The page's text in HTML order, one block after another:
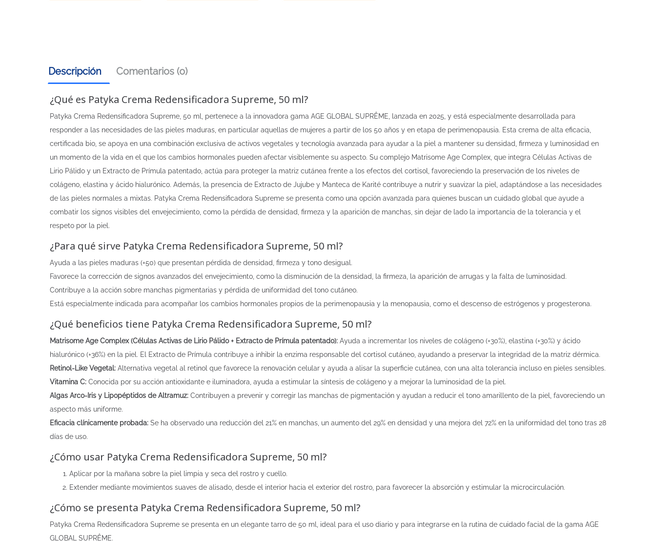
Descripción Comentarios (0)
¿Qué es Patyka Crema Redensificadora Supreme, 50 ml?
Patyka Crema Redensificadora Supreme, 50 ml, pertenece a la innovadora gama AGE GLOBAL SUPRÊME, lanzada en 2025, y está especialmente desarrollada para
responder a las necesidades de las pieles maduras, en particular aquellas de mujeres a partir de los 50 años y en etapa de perimenopausia. Esta crema de alta eficacia,
certificada bio, se apoya en una combinación exclusiva de activos vegetales y tecnología avanzada para ayudar a la piel a mantener su densidad, firmeza y luminosidad en
un momento de la vida en el que los cambios hormonales pueden afectar visiblemente su aspecto. Su complejo Matrisome Age Complex, que integra Células Activas de
Lirio Pálido y un Extracto de Prímula patentado, actúa para proteger la matriz cutánea frente a los efectos del cortisol, favoreciendo la preservación de los niveles de
colágeno, elastina y ácido hialurónico. Además, la presencia de Extracto de Jujube y Manteca de Karité contribuye a nutrir y suavizar la piel, adaptándose a las necesidades
de las pieles normales a mixtas. Patyka Crema Redensificadora Supreme se presenta como una opción avanzada para quienes buscan un cuidado global que ayude a
combatir los signos visibles del envejecimiento, como la pérdida de densidad, firmeza y la aparición de manchas, sin dejar de lado la importancia de la tolerancia y el
respeto por la piel.
¿Para qué sirve Patyka Crema Redensificadora Supreme, 50 ml?
Ayuda a las pieles maduras (+50) que presentan pérdida de densidad, firmeza y tono desigual.
Favorece la corrección de signos avanzados del envejecimiento, como la disminución de la densidad, la firmeza, la aparición de arrugas y la falta de luminosidad.
Contribuye a la acción sobre manchas pigmentarias y pérdida de uniformidad del tono cutáneo.
Está especialmente indicada para acompañar los cambios hormonales propios de la perimenopausia y la menopausia, como el descenso de estrógenos y progesterona.
¿Qué beneficios tiene Patyka Crema Redensificadora Supreme, 50 ml?
Matrisome Age Complex (Células Activas de Lirio Pálido + Extracto de Prímula patentado): Ayuda a incrementar los niveles de colágeno (+30%), elastina (+30%) y ácido
hialurónico (+36%) en la piel. El Extracto de Prímula contribuye a inhibir la enzima responsable del cortisol cutáneo, ayudando a preservar la integridad de la matriz dérmica.
Retinol-Like Vegetal: Alternativa vegetal al retinol que favorece la renovación celular y ayuda a alisar la superficie cutánea, con una alta tolerancia incluso en pieles sensibles.
Vitamina C: Conocida por su acción antioxidante e iluminadora, ayuda a estimular la síntesis de colágeno y a mejorar la luminosidad de la piel.
Algas Arco-Iris y Lipopéptidos de Altramuz: Contribuyen a prevenir y corregir las manchas de pigmentación y ayudan a reducir el tono amarillento de la piel, favoreciendo un
aspecto más uniforme.
Eficacia clínicamente probada: Se ha observado una reducción del 21% en manchas, un aumento del 29% en densidad y una mejora del 72% en la uniformidad del tono tras 28
días de uso.
¿Cómo usar Patyka Crema Redensificadora Supreme, 50 ml?
Aplicar por la mañana sobre la piel limpia y seca del rostro y cuello.
Extender mediante movimientos suaves de alisado, desde el interior hacia el exterior del rostro, para favorecer la absorción y estimular la microcirculación.
¿Cómo se presenta Patyka Crema Redensificadora Supreme, 50 ml?
Patyka Crema Redensificadora Supreme se presenta en un elegante tarro de 50 ml, ideal para el uso diario y para integrarse en la rutina de cuidado facial de la gama AGE
GLOBAL SUPRÊME.